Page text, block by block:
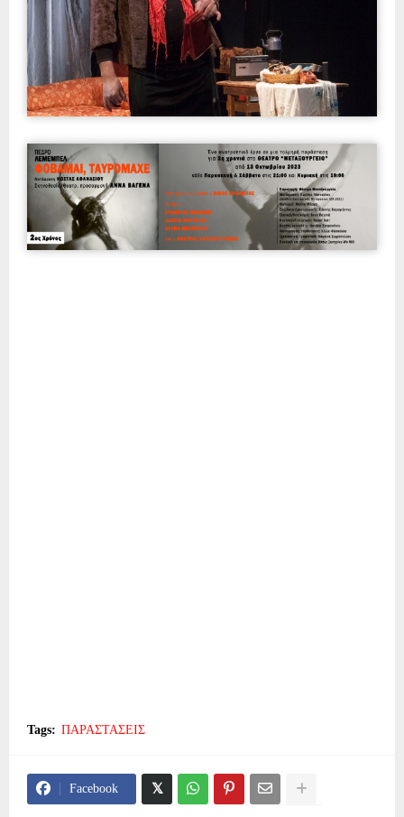
Tags: ΠΑΡΑΣΤΑΣΕΙΣ
Facebook